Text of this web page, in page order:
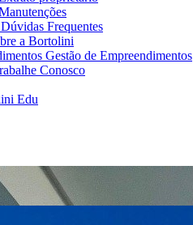
Dúvidas Frequentes
a Bortolini
Gestão de Empreendimentos
Conosco
Edu